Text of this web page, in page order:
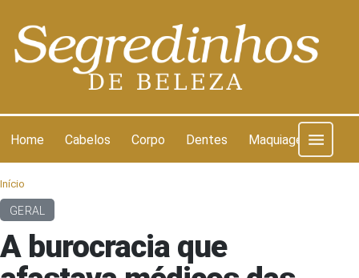
Home Cabelos Corpo Dentes Maquiagem
Início
GERAL
A burocracia que